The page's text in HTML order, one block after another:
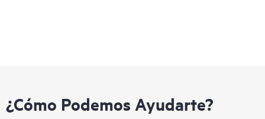
¿Cómo Podemos Ayudarte?